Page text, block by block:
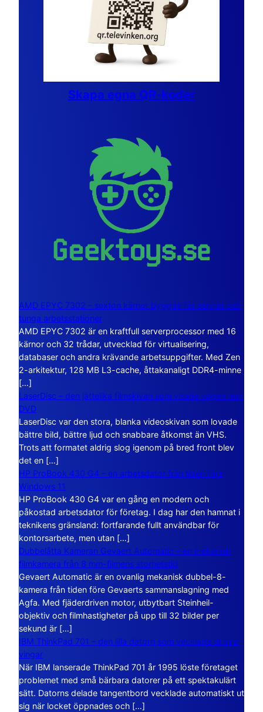
Skapa egna QR-koder
AMD EPYC 7302 – sexton kärnor byggda för servrar och
tunga arbetsstationer
AMD EPYC 7302 är en kraftfull serverprocessor med 16
kärnor och 32 trådar, utvecklad för virtualisering,
databaser och andra krävande arbetsuppgifter. Med Zen
2-arkitektur, 128 MB L3-cache, åttakanaligt DDR4-minne
[…]
LaserDisc – den jättelika filmskivan som visade vägen mot
DVD
LaserDisc var den stora, blanka videoskivan som lovade
bättre bild, bättre ljud och snabbare åtkomst än VHS.
Trots att formatet aldrig slog igenom på bred front blev
det en […]
HP ProBook 430 G4 – en arbetsdator från tiden före
Windows 11
HP ProBook 430 G4 var en gång en modern och
påkostad arbetsdator för företag. I dag har den hamnat i
teknikens gränsland: fortfarande fullt användbar för
kontorsarbete, men utan […]
Dubbelåtta Kameran Gevaert Automatic – en mekanisk
filmkamera från 8 mm-filmens storhetstid
Gevaert Automatic är en ovanlig mekanisk dubbel-8-
kamera från tiden före Gevaerts sammanslagning med
Agfa. Med fjäderdriven motor, utbytbart Steinheil-
objektiv och filmhastigheter på upp till 32 bilder per
sekund är […]
IBM ThinkPad 701 – den lilla datorn som vecklade ut sina
vingar
När IBM lanserade ThinkPad 701 år 1995 löste företaget
problemet med små bärbara datorer på ett spektakulärt
sätt. Datorns delade tangentbord vecklade automatiskt ut
sig när locket öppnades och […]